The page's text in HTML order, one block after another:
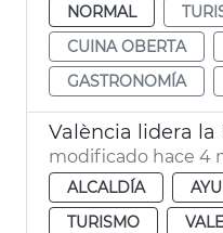
NORMAL
CUINA OBERTA
GASTRONOMÍA
modificado hace 4
ALCALDÍA
TURISMO